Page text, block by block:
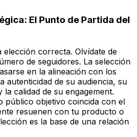
El Punto de Partida del
elección correcta. Olvídate de
de seguidores. La selección
en la alineación con los
autenticidad de su audiencia, su
calidad de su engagement.
público objetivo coincida con el
resuenen con tu producto o
es la base de una relación